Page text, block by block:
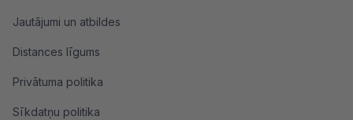
Jautājumi un atbildes
Distances līgums
Privātuma politika
Sīkdatņu politika